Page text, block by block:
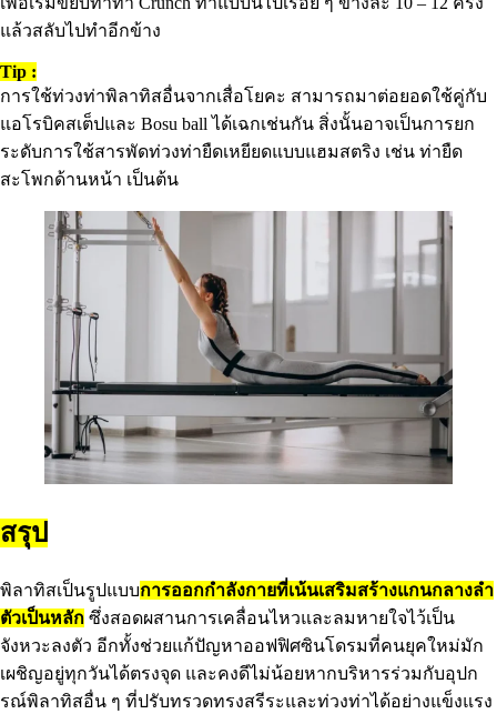
แล้วสลับไปทำอีกข้าง
Tip :
การใช้ท่วงท่าพิลาทิสอื่นจากเสื่อโยคะ สามารถมาต่อยอดใช้คู่กับ
แอโรบิคสเต็ปและ Bosu ball ได้เฉกเช่นกัน สิ่งนั้นอาจเป็นการยก
ระดับการใช้สารพัดท่วงท่ายืดเหยียดแบบแฮมสตริง เช่น ท่ายืด
สะโพกด้านหน้า เป็นต้น
สรุป
พิลาทิสเป็นรูปแบบการออกกำลังกายที่เน้นเสริมสร้างแกนกลางลำ
ตัวเป็นหลัก ซึ่งสอดผสานการเคลื่อนไหวและลมหายใจไว้เป็น
จังหวะลงตัว อีกทั้งช่วยแก้ปัญหาออฟฟิศซินโดรมที่คนยุคใหม่มัก
เผชิญอยู่ทุกวันได้ตรงจุด และคงดีไม่น้อยหากบริหารร่วมกับอุปก
รณ์พิลาทิสอื่น ๆ ที่ปรับทรวดทรงสรีระและท่วงท่าได้อย่างแข็งแรง